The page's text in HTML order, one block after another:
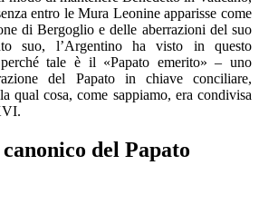
entro le Mura Leonine apparisse come
di Bergoglio e delle aberrazioni del suo
suo, l’Argentino ha visto in questo
tale è il «Papato emerito» – uno
del Papato in chiave conciliare,
qual cosa, come sappiamo, era condivisa
del Papato